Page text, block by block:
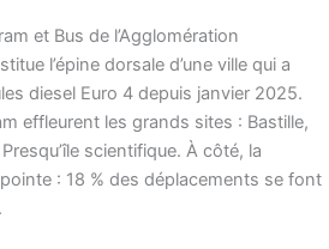
et Bus de l’Agglomération
l’épine dorsale d’une ville qui a
diesel Euro 4 depuis janvier 2025.
effleurent les grands sites : Bastille,
scientifique. À côté, la
: 18 % des déplacements se font